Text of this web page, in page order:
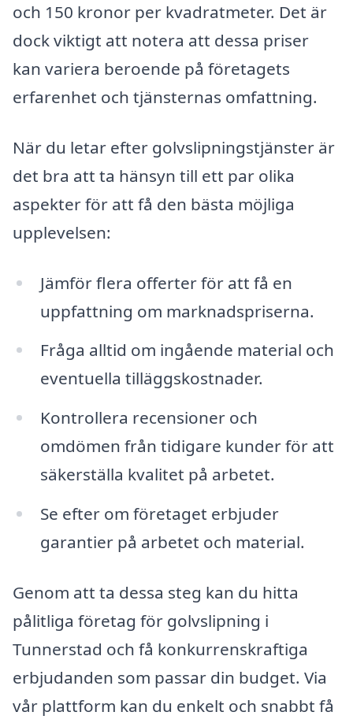
och 150 kronor per kvadratmeter. Det är
dock viktigt att notera att dessa priser
kan variera beroende på företagets
erfarenhet och tjänsternas omfattning.
När du letar efter golvslipningstjänster är
det bra att ta hänsyn till ett par olika
aspekter för att få den bästa möjliga
upplevelsen:
Jämför flera offerter för att få en
uppfattning om marknadspriserna.
Fråga alltid om ingående material och
eventuella tilläggskostnader.
Kontrollera recensioner och
omdömen från tidigare kunder för att
säkerställa kvalitet på arbetet.
Se efter om företaget erbjuder
garantier på arbetet och material.
Genom att ta dessa steg kan du hitta
pålitliga företag för golvslipning i
Tunnerstad och få konkurrenskraftiga
erbjudanden som passar din budget. Via
vår plattform kan du enkelt och snabbt få